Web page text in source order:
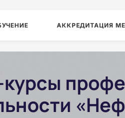
АККРЕДИТАЦИЯ